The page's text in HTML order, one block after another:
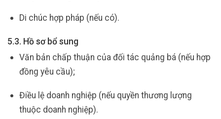
Di chúc hợp pháp (nếu có).
5.3. Hồ sơ bổ sung
Văn bản chấp thuận của đối tác quảng bá (nếu hợp
đồng yêu cầu);
Điều lệ doanh nghiệp (nếu quyền thương lượng
thuộc doanh nghiệp).